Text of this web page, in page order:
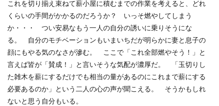
これを切り揃え束ねて薪小屋に積むまでの作業を考えると、どれ
くらいの手間がかかるのだろうか？ いっそ燃やしてしまう
か・・・ つい安易なもう一人の自分の誘いに乗りそうにな
る。 自分のモチベーションもいまいちだが明らかに妻と息子の
顔にもやる気のなさが滲む。 ここで「これ全部燃やそう！」と
言えば皆が「賛成！」と言いそうな気配が濃厚だ。 「玉切りし
た雑木を薪にするだけでも相当の量があるのにこれまで薪にする
必要あるのか」という二人の心の声が聞こえる。 そうかもしれ
ないと思う自分もいる。